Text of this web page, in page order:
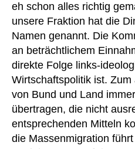
eh schon alles richtig
unsere Fraktion hat die
Namen genannt. Die
an beträchtlichem
direkte Folge links-
Wirtschaftspolitik ist.
von Bund und Land
übertragen, die nicht
entsprechenden Mitteln
die Massenmigration